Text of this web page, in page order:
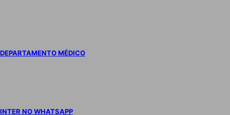
DEPARTAMENTO MÉDICO
INTER NO WHATSAPP